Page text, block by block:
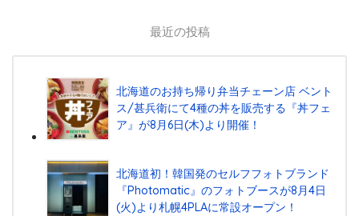
最近の投稿
北海道のお持ち帰り弁当チェーン店 ベント
ス/甚兵衛にて4種の丼を販売する『丼フェ
ア』が8月6日(木)より開催！
北海道初！韓国発のセルフフォトブランド
『Photomatic』のフォトブースが8月4日
(火)より札幌4PLAに常設オープン！